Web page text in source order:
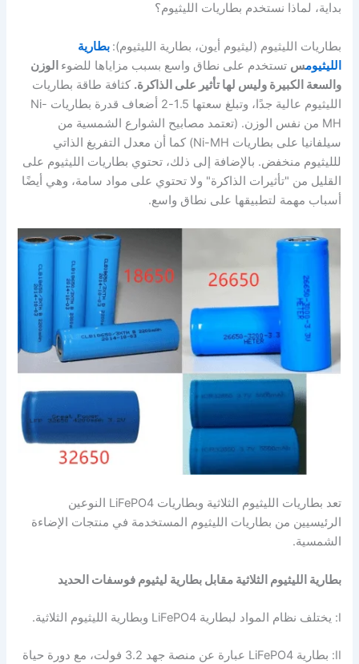
بداية، لماذا نستخدم بطاريات الليثيوم؟
بطاريات الليثيوم (ليثيوم أيون، بطارية الليثيوم): بطارية
الليثيومس تستخدم على نطاق واسع بسبب مزاياها للضوء الوزن
والسعة الكبيرة وليس لها تأثير على الذاكرة. كثافة طاقة بطاريات
الليثيوم عالية جدًا، وتبلغ سعتها 1.5-2 أضعاف قدرة بطاريات Ni-
MH من نفس الوزن. (تعتمد مصابيح الشوارع الشمسية من
سيلفانيا على بطاريات Ni-MH) كما أن معدل التفريغ الذاتي
للليثيوم منخفض. بالإضافة إلى ذلك، تحتوي بطاريات الليثيوم على
القليل من "تأثيرات الذاكرة" ولا تحتوي على مواد سامة، وهي أيضًا
أسباب مهمة لتطبيقها على نطاق واسع.
تعد بطاريات الليثيوم الثلاثية وبطاريات LiFePO4 النوعين
الرئيسيين من بطاريات الليثيوم المستخدمة في منتجات الإضاءة
الشمسية.
بطارية الليثيوم الثلاثية مقابل بطارية ليثيوم فوسفات الحديد
I: يختلف نظام المواد لبطارية LiFePO4 وبطارية الليثيوم الثلاثية.
II: بطارية LiFePO4 عبارة عن منصة جهد 3.2 فولت، مع دورة حياة